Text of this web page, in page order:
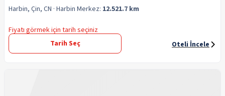
Harbin, Çin, CN · Harbin Merkez: 12.521.7 km
Fiyatı görmek için tarih seçiniz
Tarih Seç
Oteli İncele